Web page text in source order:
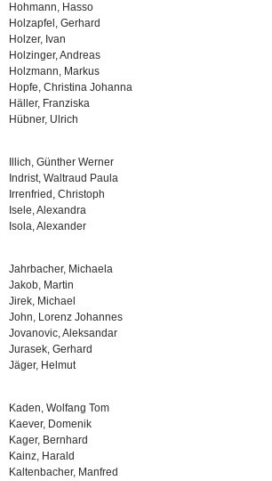
Hohmann, Hasso
Holzapfel, Gerhard
Holzer, Ivan
Holzinger, Andreas
Holzmann, Markus
Hopfe, Christina Johanna
Häller, Franziska
Hübner, Ulrich
Illich, Günther Werner
Indrist, Waltraud Paula
Irrenfried, Christoph
Isele, Alexandra
Isola, Alexander
Jahrbacher, Michaela
Jakob, Martin
Jirek, Michael
John, Lorenz Johannes
Jovanovic, Aleksandar
Jurasek, Gerhard
Jäger, Helmut
Kaden, Wolfang Tom
Kaever, Domenik
Kager, Bernhard
Kainz, Harald
Kaltenbacher, Manfred